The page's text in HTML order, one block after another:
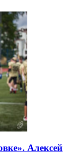
Алексей